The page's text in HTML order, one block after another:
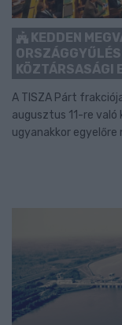
KEDDEN
KÖZTÁRSASÁGI
A TISZA Párt
augusztus 11-re
ugyanakkor egyelőre